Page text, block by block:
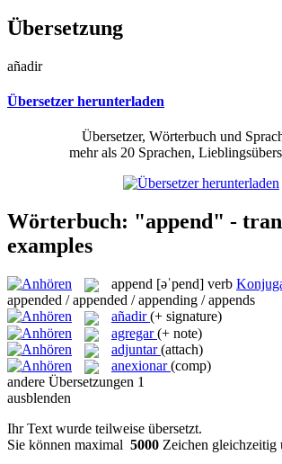
Übersetzung
añadir
Übersetzer herunterladen
Übersetzer, Wörterbuch und
mehr als 20 Sprachen,
Wörterbuch: "append" -
examples
append [əˈpend] verb
appended / appended / appending / appends
añadir (+ signature)
agregar (+ note)
adjuntar (attach)
anexionar (comp)
andere Übersetzungen 1
ausblenden
Ihr Text wurde teilweise übersetzt.
Sie können maximal 5000 Zeichen gleichzeitig